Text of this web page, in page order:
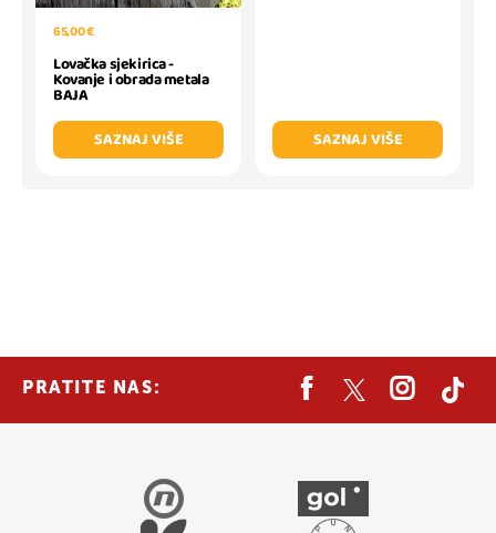
65,00 €
Lovačka sjekirica -
Kovanje i obrada metala
BAJA
SAZNAJ VIŠE
SAZNAJ VIŠE
PRATITE NAS: